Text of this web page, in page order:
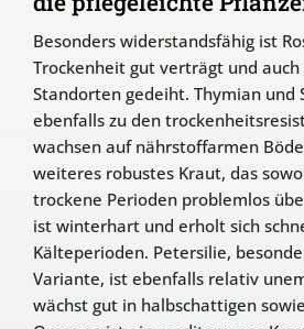
Besonders widerstandsfähig ist
Trockenheit gut verträgt und auch
Standorten gedeiht. Thymian und
ebenfalls zu den
wachsen auf nährstoffarmen
weiteres robustes Kraut, das
trockene Perioden problemlos
ist winterhart und erholt sich
Kälteperioden. Petersilie,
Variante, ist ebenfalls relativ
wächst gut in halbschattigen